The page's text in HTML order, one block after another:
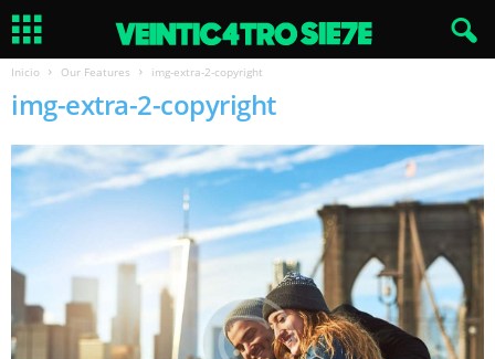
Inicio Our Features img-extra-2-copyright
img-extra-2-copyright